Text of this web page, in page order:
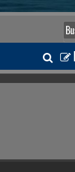
B
u
a